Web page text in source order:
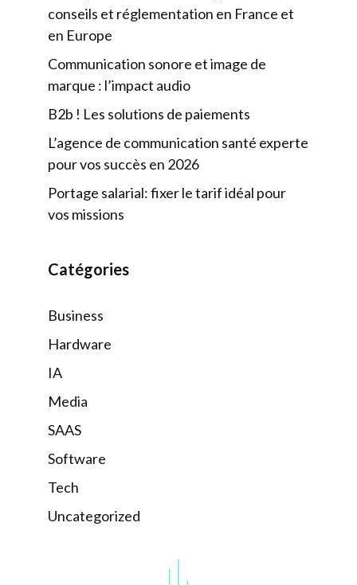
conseils et réglementation en France et
en Europe
Communication sonore et image de
marque : l’impact audio
B2b ! Les solutions de paiements
L’agence de communication santé experte
pour vos succès en 2026
Portage salarial: fixer le tarif idéal pour
vos missions
Catégories
Business
Hardware
IA
Media
SAAS
Software
Tech
Uncategorized